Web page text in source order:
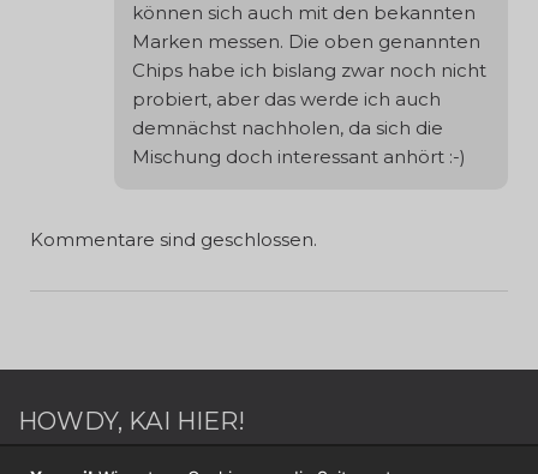
können sich auch mit den bekannten
Marken messen. Die oben genannten
Chips habe ich bislang zwar noch nicht
probiert, aber das werde ich auch
demnächst nachholen, da sich die
Mischung doch interessant anhört :-)
Kommentare sind geschlossen.
HOWDY, KAI HIER!